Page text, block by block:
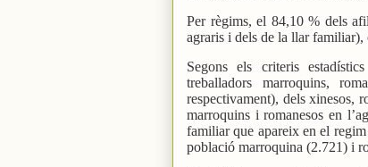
Per règims, el 84,10 % dels
agraris i dels de la llar familiar),
Segons els criteris
treballadors marroquins,
respectivament), dels xinesos,
marroquins i romanesos en
familiar que apareix en el
població marroquina (2.721) i